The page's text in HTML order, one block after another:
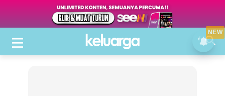
NEW